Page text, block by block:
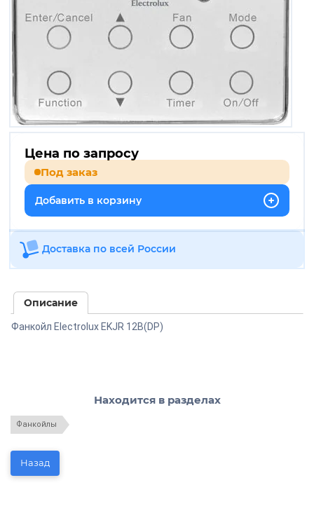
Цена по запросу
Под заказ
Добавить в корзину
Доставка по всей России
Описание
Фанкойл Electrolux EKJR 12B(DP)
Находится в разделах
Фанкойлы
Назад